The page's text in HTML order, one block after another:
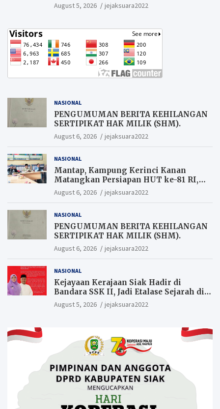
August 5, 2026 jejaksuara2022
NASIONAL
PENGUMUMAN BERITA KEHILANGAN
SERTIPIKAT HAK MILIK (SHM).
August 6, 2026 jejaksuara2022
NASIONAL
Mantap, Kampung Kerinci Kanan
Matangkan Persiapan HUT ke-81 RI,
Warga yang ikut Upacara
Berkesempatan Raih Hadiah
August 6, 2026 jejaksuara2022
NASIONAL
PENGUMUMAN BERITA KEHILANGAN
SERTIPIKAT HAK MILIK (SHM).
August 6, 2026 jejaksuara2022
NASIONAL
Kejayaan Kerajaan Siak Hadir di
Bandara SSK II, Jadi Etalase Sejarah di
Gerbang Riau
August 5, 2026 jejaksuara2022